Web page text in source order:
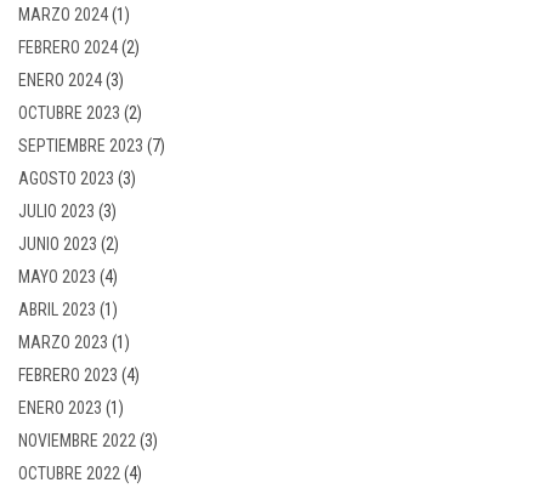
MARZO 2024(1)
FEBRERO 2024(2)
ENERO 2024(3)
OCTUBRE 2023 (2)
SEPTIEMBRE 2023 (7)
AGOSTO 2023 (3)
JULIO 2023 (3)
JUNIO 2023 (2)
MAYO 2023 (4)
ABRIL 2023 (1)
MARZO 2023 (1)
FEBRERO 2023 (4)
ENERO 2023 (1)
NOVIEMBRE 2022 (3)
OCTUBRE 2022 (4)